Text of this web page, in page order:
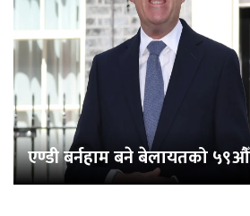
एण्डी बर्नहाम बने बेलायतको ५९औँ